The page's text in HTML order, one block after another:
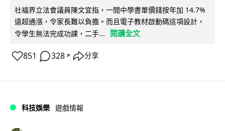
社福界立法會議員陳文宜指，一間中學書單價錢按年加 14.7%
遠超通漲，令家長難以負擔。而且電子教材啟動碼這項設計，
令學生無法完成功課，二手...
閱讀全文
851 328 ↗ 分享
科技娛樂 遊戲情報